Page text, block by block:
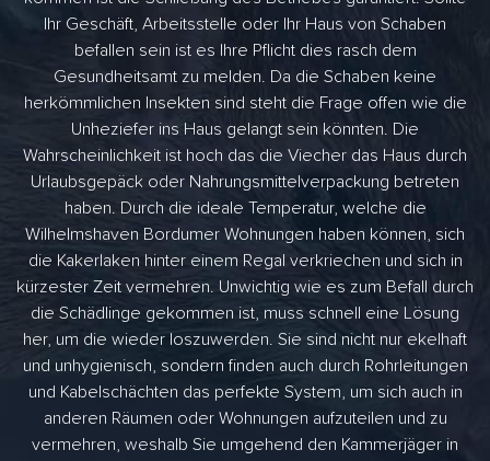
Ihr Geschäft, Arbeitsstelle oder Ihr Haus von Schaben
befallen sein ist es Ihre Pflicht dies rasch dem
Gesundheitsamt zu melden. Da die Schaben keine
herkömmlichen Insekten sind steht die Frage offen wie die
Unheziefer ins Haus gelangt sein könnten. Die
Wahrscheinlichkeit ist hoch das die Viecher das Haus durch
Urlaubsgepäck oder Nahrungsmittelverpackung betreten
haben. Durch die ideale Temperatur, welche die
Wilhelmshaven Bordumer Wohnungen haben können, sich
die Kakerlaken hinter einem Regal verkriechen und sich in
kürzester Zeit vermehren. Unwichtig wie es zum Befall durch
die Schädlinge gekommen ist, muss schnell eine Lösung
her, um die wieder loszuwerden. Sie sind nicht nur ekelhaft
und unhygienisch, sondern finden auch durch Rohrleitungen
und Kabelschächten das perfekte System, um sich auch in
anderen Räumen oder Wohnungen aufzuteilen und zu
vermehren, weshalb Sie umgehend den Kammerjäger in